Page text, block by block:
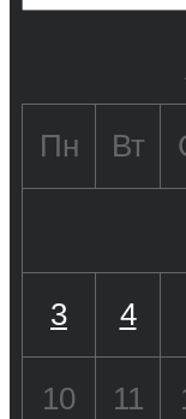
Пн Вт
3 4
10 11